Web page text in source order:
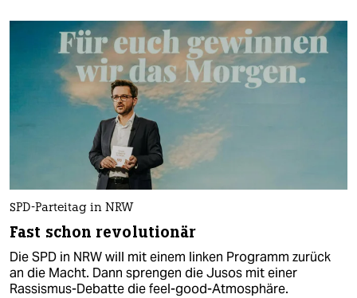
SPD-Parteitag in NRW
Fast schon revolutionär
Die SPD in NRW will mit einem linken Programm zurück
an die Macht. Dann sprengen die Jusos mit einer
Rassismus-Debatte die feel-good-Atmosphäre.